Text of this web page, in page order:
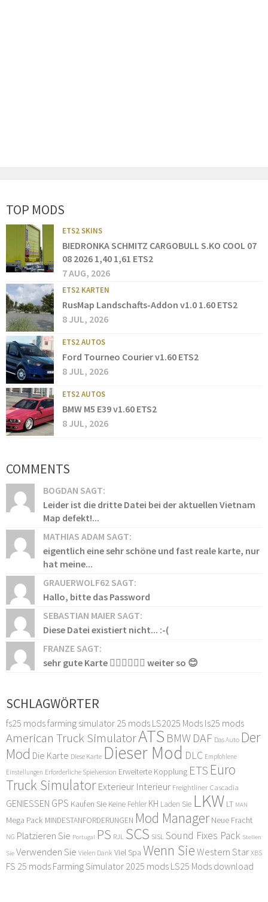
TOP MODS
ETS2 SKINS
BIEDRONKA SCHMITZ CARGOBULL S.KO COOL 07
08 2026 1,40 1,61 ETS2
7 AUG, 2026
ETS2 KARTEN
RusMap Landschafts-Addon v1.0 1.60 ETS2
8 JUL, 2026
ETS2 AUTOS
Ford Tourneo Courier v1.60 ETS2
8 JUL, 2026
ETS2 AUTOS
BMW M5 E39 v1.60 ETS2
8 JUL, 2026
COMMENTS
BOGDAN SAGT:
Leider ist die dritte Datei bei der aktuellen Vietnam
Map defekt!...
MATHIAS ADAM SAGT:
eigentlich eine sehr schöne und fast reale karte, nur
hat meine...
GRAUERWOLF62 SAGT:
Hallo, bitte das Password
SEBASTIAN MAIER SAGT:
Diese Datei existiert nicht... :-(
FRANZE SAGT:
sehr gute Karte 👍🏻👍🏻👍🏻 weiter so 😊
SCHLAGWÖRTER
fs25 modsfarming simulator 25 mods LS2025 Mods ls25 mods
American Truck SimulatorATS BMW DAF Das Auto Der
Mod Die Karte Diese Karte Dieser Mod DLC Empfohlene
Einstellungen Erforderliche Spielversion Erweiterte Kopplung ETS Euro
Truck Simulator Exterieur Interieur Freightliner Cascadia
GENIESSEN GPS Kaufen Sie Keine Fehler KH Laden Sie LKW LT MAN
Mega Pack MINDESTANFORDERUNGEN Mod Manager Neue Fracht
NG Platzieren Sie Portugal PS RJL SCS SISLSound Fixes Pack Stellen
Sie Verwenden Sie Vielen Dank Viel Spa Wenn Sie Western Star XBS
FS 25 mods Farming Simulator 2025 mods LS25 Mods download